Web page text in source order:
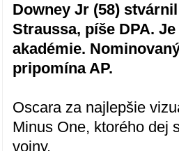
Downey Jr (58)
Straussa, píše DPA.
akadémie.
pripomína AP.
Oscara za najlepšie
Minus One, ktorého dej
vojny.